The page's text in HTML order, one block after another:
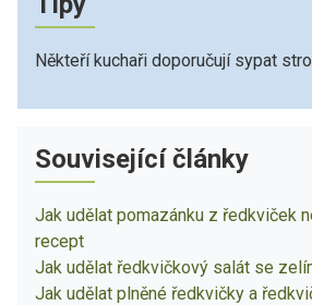
Někteří kuchaři doporučují sypat
Související články
Jak udělat pomazánku z ředkviček
recept
Jak udělat ředkvičkový salát se
Jak udělat plněné ředkvičky a